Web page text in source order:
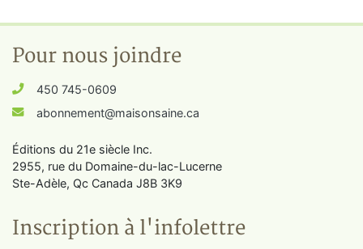
Pour nous joindre
450 745-0609
abonnement@maisonsaine.ca
Éditions du 21e siècle Inc.
2955, rue du Domaine-du-lac-Lucerne
Ste-Adèle, Qc Canada J8B 3K9
Inscription à l'infolettre